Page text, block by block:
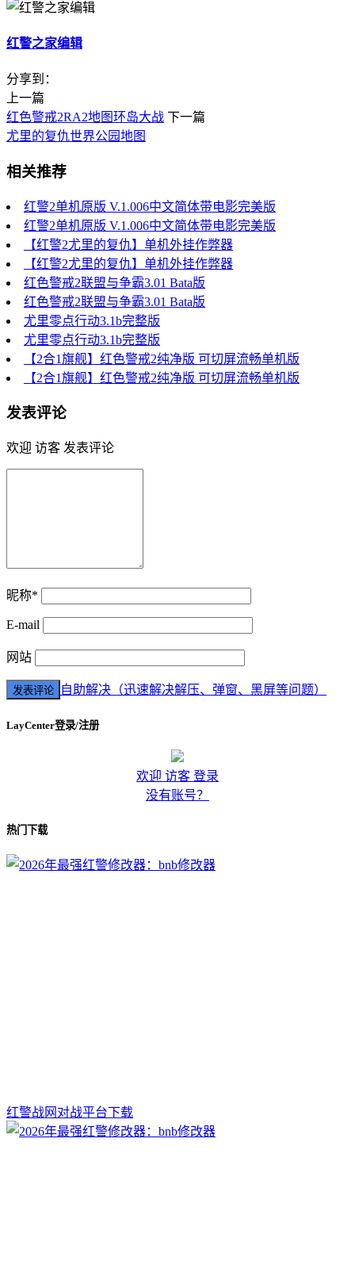
红警之家编辑
分享到：
上一篇
红色警戒2RA2地图环岛大战 下一篇
尤里的复仇世界公园地图
相关推荐
红警2单机原版 V.1.006中文简体带电影完美版
红警2单机原版 V.1.006中文简体带电影完美版
【红警2尤里的复仇】单机外挂作弊器
【红警2尤里的复仇】单机外挂作弊器
红色警戒2联盟与争霸3.01 Bata版
红色警戒2联盟与争霸3.01 Bata版
尤里零点行动3.1b完整版
尤里零点行动3.1b完整版
【2合1旗舰】红色警戒2纯净版 可切屏流畅单机版
【2合1旗舰】红色警戒2纯净版 可切屏流畅单机版
发表评论
欢迎 访客 发表评论
昵称*
E-mail
网站
自助解决（迅速解决解压、弹窗、黑屏等问题）
LayCenter登录/注册
欢迎 访客 登录
没有账号？
热门下载
红警战网对战平台下载